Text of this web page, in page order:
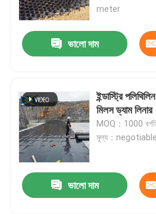
meter
ভালো দাম
ইন্ডাস্ট্রি
মিলস ড্যাম লিনার
MOQ：1000
মূল্য：negotiable
ভালো দাম